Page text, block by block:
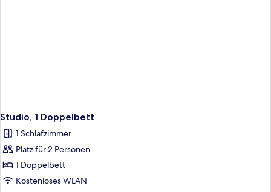
Studio, 1 Doppelbett
1 Schlafzimmer
Platz für 2 Personen
1 Doppelbett
Kostenloses WLAN